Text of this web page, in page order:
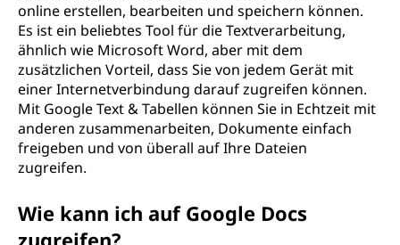
online erstellen, bearbeiten und speichern können.
Es ist ein beliebtes Tool für die Textverarbeitung,
ähnlich wie Microsoft Word, aber mit dem
zusätzlichen Vorteil, dass Sie von jedem Gerät mit
einer Internetverbindung darauf zugreifen können.
Mit Google Text & Tabellen können Sie in Echtzeit mit
anderen zusammenarbeiten, Dokumente einfach
freigeben und von überall auf Ihre Dateien
zugreifen.
Wie kann ich auf Google Docs
zugreifen?